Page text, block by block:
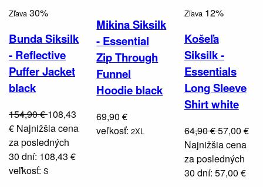
Zľava 30%
Bunda Siksilk
- Reflective
Puffer Jacket
black
154,90 €108,43
€ Najnižšia cena
za posledných
30 dní: 108,43 €
veľkosť: S
Mikina Siksilk
- Essential
Zip Through
Funnel
Hoodie black
69,90 €
veľkosť: 2XL
Zľava12%
Košeľa
Siksilk -
Essentials
Long Sleeve
Shirt white
64,90 €57,00 €
Najnižšia cena
za posledných
30 dní: 57,00 €